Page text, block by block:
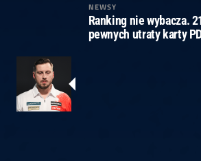
NEWSY
Ranking nie wybacza.
pewnych utraty karty